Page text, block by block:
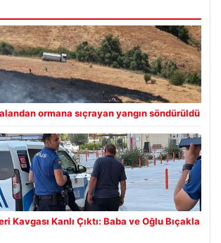
ormana sıçrayan yangın söndürüldü
Kavgası Kanlı Çıktı: Baba ve Oğlu Bıçakla